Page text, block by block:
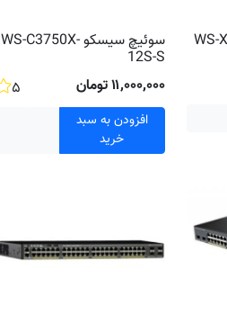
سوئیچ سیسکو WS-C3750X-
12S-S
۵
۱۱٬۰۰۰٬۰۰۰ تومان
افزودن به سبد
خرید